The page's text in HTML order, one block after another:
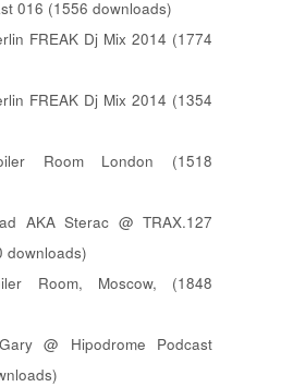
016 (1556 downloads)
FREAK Dj Mix 2014 (1774
FREAK Dj Mix 2014 (1354
Room London (1518
AKA Sterac @ TRAX.127
downloads)
Room, Moscow, (1848
@ Hipodrome Podcast